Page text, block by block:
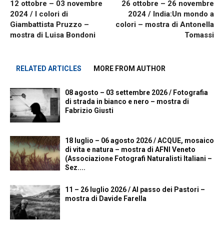
12 ottobre – 03 novembre
2024 / I colori di
Giambattista Pruzzo –
mostra di Luisa Bondoni
26 ottobre – 26 novembre
2024 / India:Un mondo a
colori – mostra di Antonella
Tomassi
RELATED ARTICLES MORE FROM AUTHOR
08 agosto – 03 settembre 2026 / Fotografia
di strada in bianco e nero – mostra di
Fabrizio Giusti
18 luglio – 06 agosto 2026 / ACQUE, mosaico
di vita e natura – mostra di AFNI Veneto
(Associazione Fotografi Naturalisti Italiani –
Sez....
11 – 26 luglio 2026 / Al passo dei Pastori –
mostra di Davide Farella